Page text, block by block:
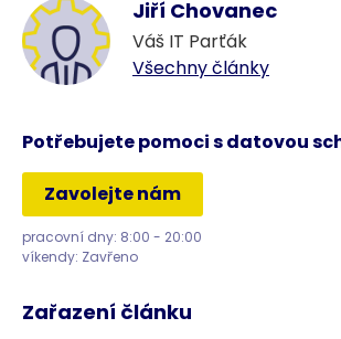
Jiří Chovanec
Váš IT Parťák
Všechny články
Potřebujete pomoci s datovou
Zavolejte nám
pracovní dny: 8:00 - 20:00
víkendy: Zavřeno
Zařazení článku